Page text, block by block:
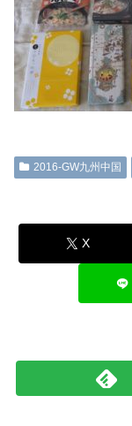
2016-GW九州中国
X